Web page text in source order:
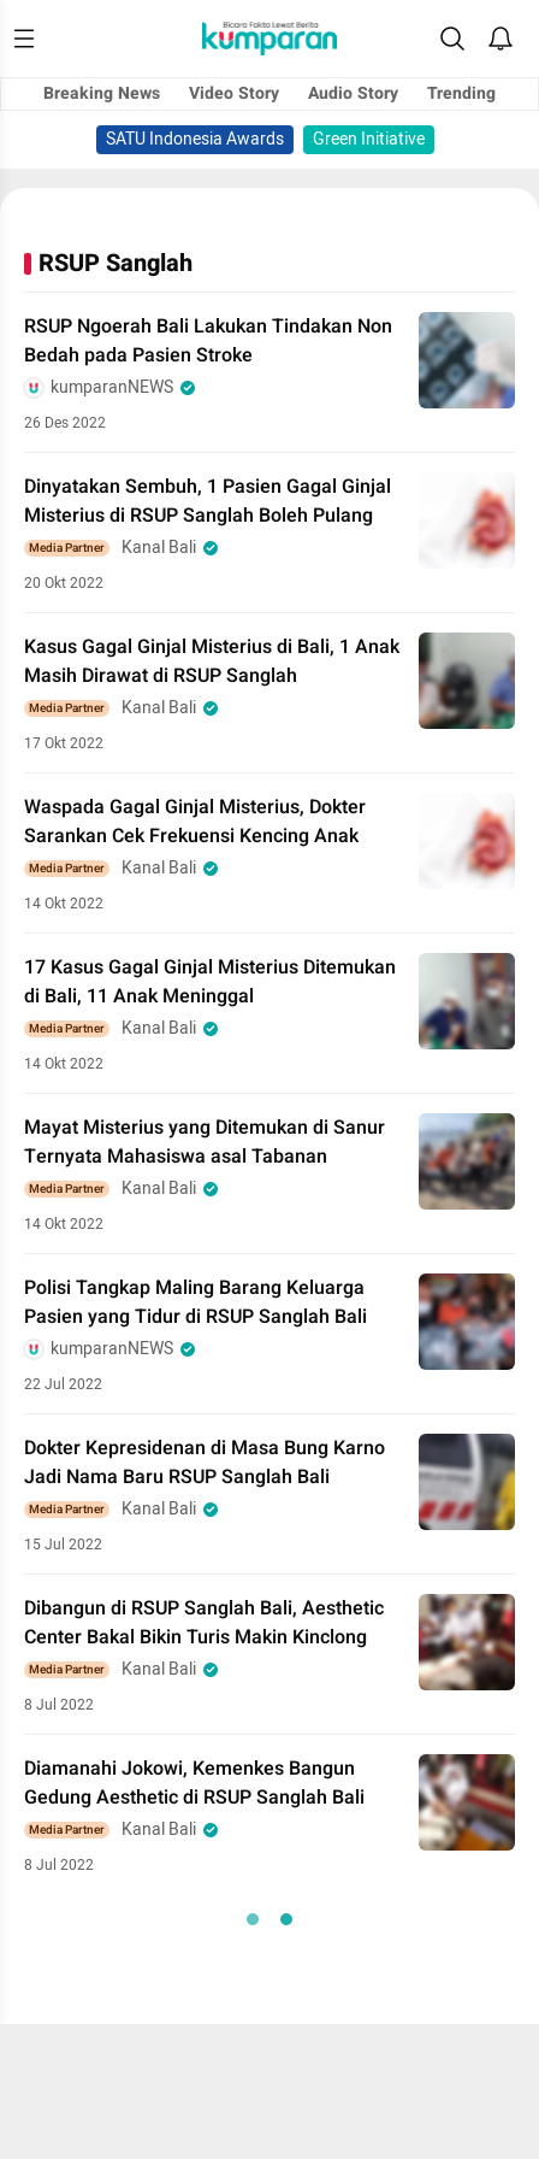
Breaking News Video Story Audio Story
Trending
SATU Indonesia Awards
Green Initiative
RSUP Sanglah
RSUP Ngoerah Bali Lakukan Tindakan Non
Bedah pada Pasien Stroke
kumparanNEWS
26 Des 2022
Dinyatakan Sembuh, 1 Pasien Gagal Ginjal
Misterius di RSUP Sanglah Boleh Pulang
Media Partner Kanal Bali
20 Okt 2022
Kasus Gagal Ginjal Misterius di Bali, 1 Anak
Masih Dirawat di RSUP Sanglah
Media Partner Kanal Bali
17 Okt 2022
Waspada Gagal Ginjal Misterius, Dokter
Sarankan Cek Frekuensi Kencing Anak
Media Partner Kanal Bali
14 Okt 2022
17 Kasus Gagal Ginjal Misterius Ditemukan
di Bali, 11 Anak Meninggal
Media Partner Kanal Bali
14 Okt 2022
Mayat Misterius yang Ditemukan di Sanur
Ternyata Mahasiswa asal Tabanan
Media Partner Kanal Bali
14 Okt 2022
Polisi Tangkap Maling Barang Keluarga
Pasien yang Tidur di RSUP Sanglah Bali
kumparanNEWS
22 Jul 2022
Dokter Kepresidenan di Masa Bung Karno
Jadi Nama Baru RSUP Sanglah Bali
Media Partner Kanal Bali
15 Jul 2022
Dibangun di RSUP Sanglah Bali, Aesthetic
Center Bakal Bikin Turis Makin Kinclong
Media Partner Kanal Bali
8 Jul 2022
Diamanahi Jokowi, Kemenkes Bangun
Gedung Aesthetic di RSUP Sanglah Bali
Media Partner Kanal Bali
8 Jul 2022